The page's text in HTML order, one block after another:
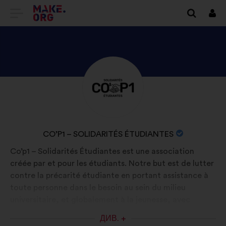
ПЕРЕЙТИ
ГОЛОВНУ
СТОРІНКУ
MAKE.ORGПЕРЕГЛЯНУТИ
ПРОФІЛЬ
–
ÉTUDIANTES
НАЗВА
ОРГАНІЗАЦІЇ:
CO’P1 – SOLIDARITÉS ÉTUDIANTES
Біографія:
Co’p1 – Solidarités Étudiantes est une association
créée par et pour les étudiants. Notre but est de lutter
contre la précarité étudiante en portant assistance à
de denrées alimentaires ainsi que de produits de
ДИВ. +